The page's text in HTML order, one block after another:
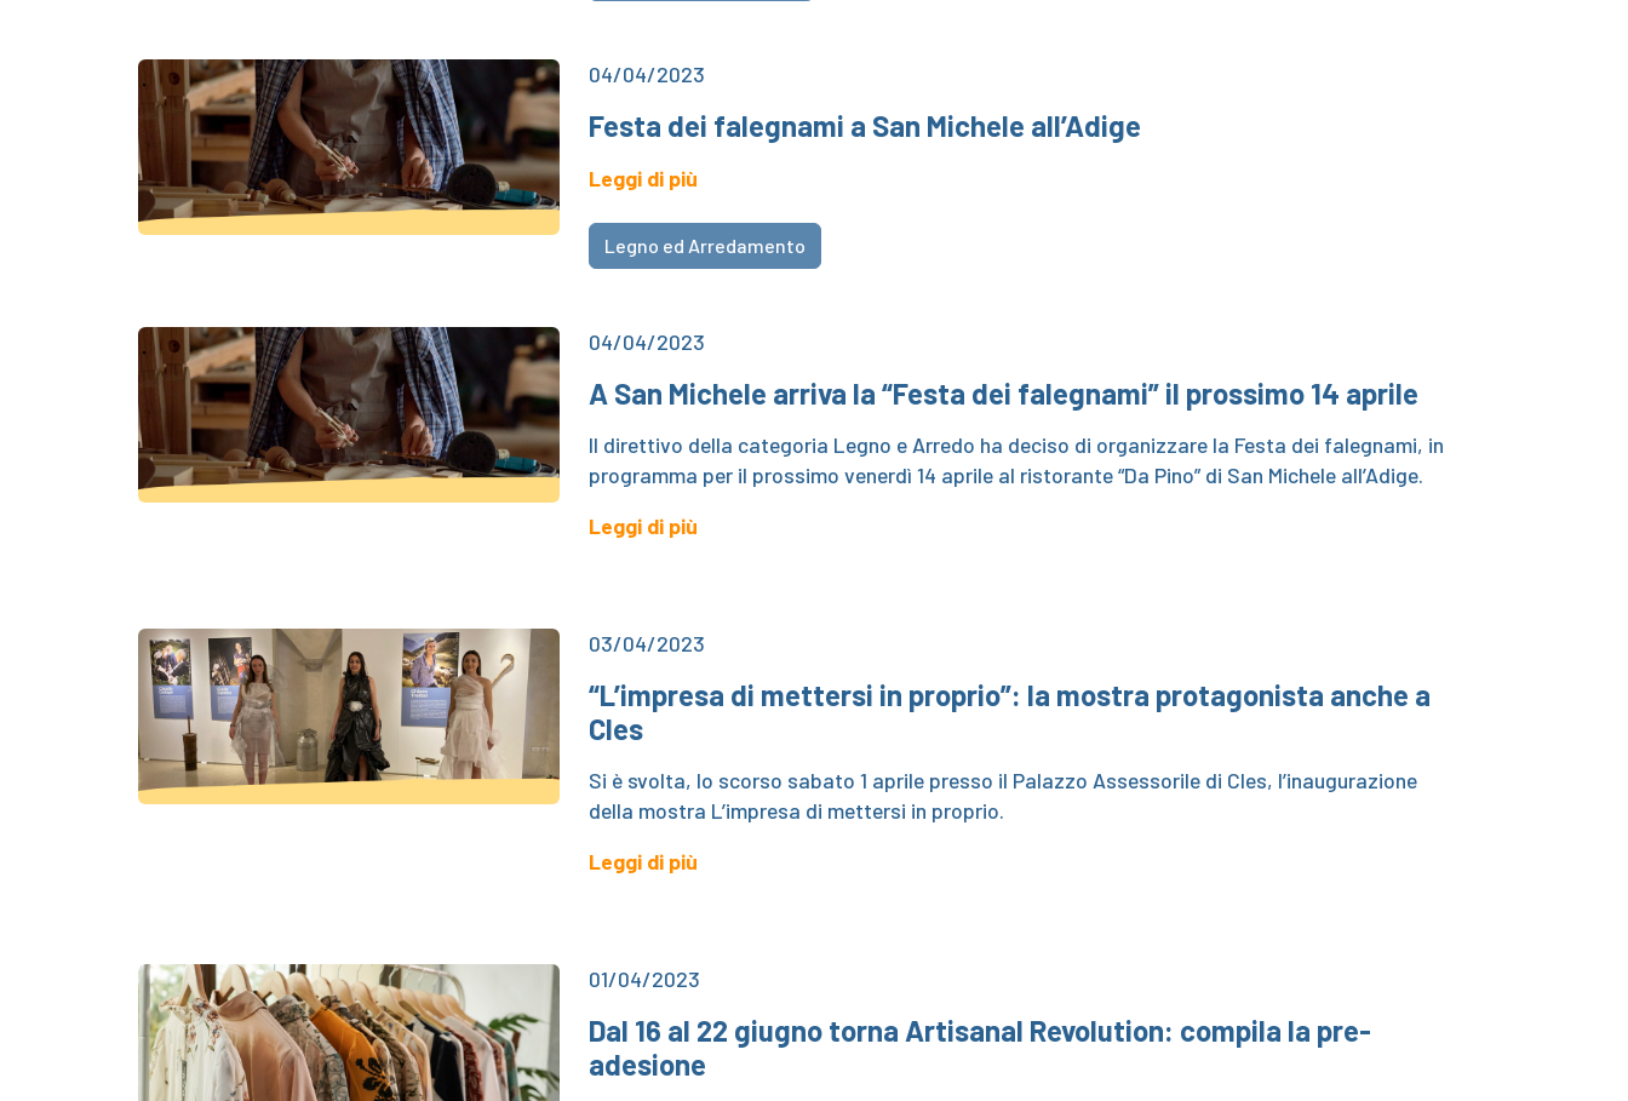
04/04/2023
Festa dei falegnami a San Michele all’Adige
Leggi di più
Legno ed Arredamento
04/04/2023
A San Michele arriva la “Festa dei falegnami” il prossimo 14 aprile
Il direttivo della categoria Legno e Arredo ha deciso di organizzare la Festa dei falegnami, in
programma per il prossimo venerdì 14 aprile al ristorante “Da Pino” di San Michele all’Adige.
Leggi di più
03/04/2023
“L’impresa di mettersi in proprio”: la mostra protagonista anche a
Cles
Si è svolta, lo scorso sabato 1 aprile presso il Palazzo Assessorile di Cles, l’inaugurazione
della mostra L’impresa di mettersi in proprio.
Leggi di più
01/04/2023
Dal 16 al 22 giugno torna Artisanal Revolution: compila la pre-
adesione